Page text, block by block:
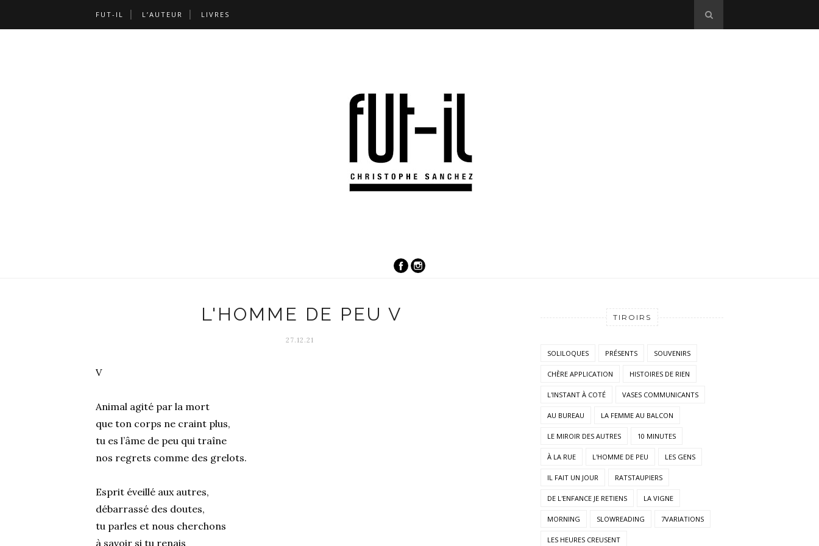
FUT-IL L’AUTEUR LIVRES
L'HOMME DE PEU V
27.12.21
V
Animal agité par la mort
que ton corps ne craint plus,
tu es l’âme de peu qui traîne
nos regrets comme des grelots.
Esprit éveillé aux autres,
débarrassé des doutes,
tu parles et nous cherchons
à savoir si tu renais
TIROIRS
SOLILOQUES PRÉSENTS SOUVENIRS
CHÈRE APPLICATION HISTOIRES DE RIEN
L'INSTANT À COTÉ VASES COMMUNICANTS
AU BUREAU LA FEMME AU BALCON
LE MIROIR DES AUTRES 10 MINUTES
À LA RUE L'HOMME DE PEU LES GENS
IL FAIT UN JOUR RATSTAUPIERS
DE L'ENFANCE JE RETIENS LA VIGNE
MORNING SLOWREADING 7VARIATIONS
LES HEURES CREUSENT